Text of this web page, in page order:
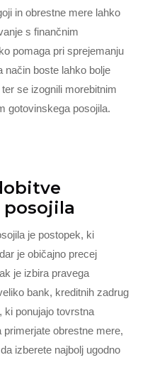
in obrestne mere lahko
s finančnim
pomaga pri sprejemanju
način boste lahko bolje
se izognili morebitnim
gotovinskega posojila.
je postopek, ki
je običajno precej
je izbira pravega
bank, kreditnih zadrug
ki ponujajo tovrstna
primerjate obrestne mere,
izberete najbolj ugodno